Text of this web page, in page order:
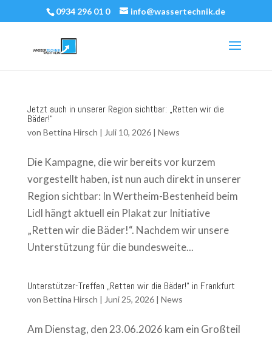
0934 296 01 0 info@wassertechnik.de
Jetzt auch in unserer Region sichtbar: „Retten wir die
Bäder!“
von Bettina Hirsch | Juli 10, 2026| News
Die Kampagne, die wir bereits vor kurzem
vorgestellt haben, ist nun auch direkt in unserer
Region sichtbar: In Wertheim-Bestenheid beim
Lidl hängt aktuell ein Plakat zur Initiative
„Retten wir die Bäder!“. Nachdem wir unsere
Unterstützung für die bundesweite...
Unterstützer-Treffen „Retten wir die Bäder!“ in Frankfurt
von Bettina Hirsch | Juni 25, 2026| News
Am Dienstag, den 23.06.2026 kam ein Großteil